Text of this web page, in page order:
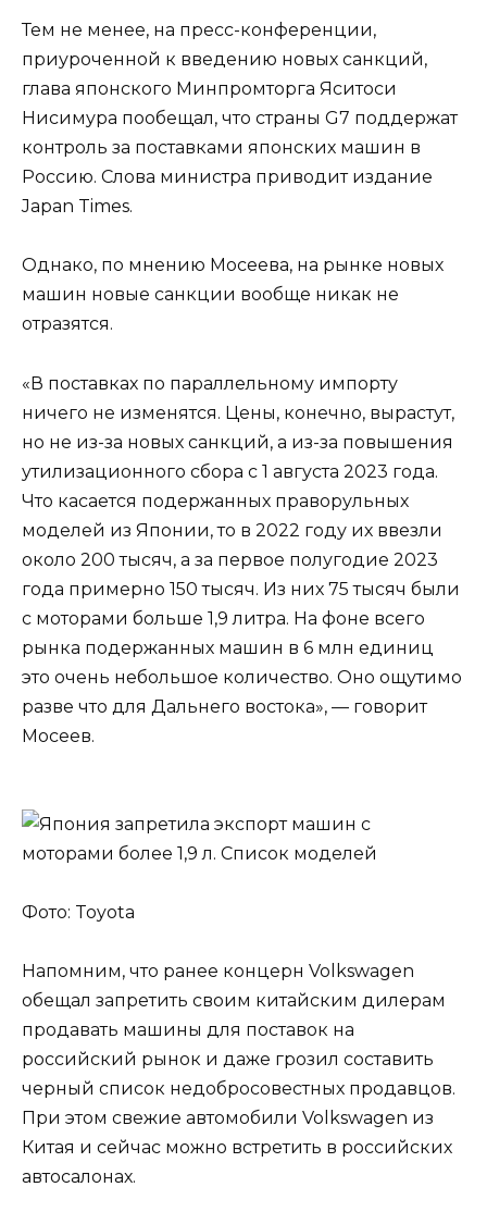
Тем не менее, на пресс-конференции,
приуроченной к введению новых санкций,
глава японского Минпромторга Яситоси
Нисимура пообещал, что страны G7 поддержат
контроль за поставками японских машин в
Россию. Слова министра приводит издание
Japan Times.
Однако, по мнению Мосеева, на рынке новых
машин новые санкции вообще никак не
отразятся.
«В поставках по параллельному импорту
ничего не изменятся. Цены, конечно, вырастут,
но не из-за новых санкций, а из-за повышения
утилизационного сбора с 1 августа 2023 года.
Что касается подержанных праворульных
моделей из Японии, то в 2022 году их ввезли
около 200 тысяч, а за первое полугодие 2023
года примерно 150 тысяч. Из них 75 тысяч были
с моторами больше 1,9 литра. На фоне всего
рынка подержанных машин в 6 млн единиц
это очень небольшое количество. Оно ощутимо
разве что для Дальнего востока», — говорит
Мосеев.
Фото: Toyota
Напомним, что ранее концерн Volkswagen
обещал запретить своим китайским дилерам
продавать машины для поставок на
российский рынок и даже грозил составить
черный список недобросовестных продавцов.
При этом свежие автомобили Volkswagen из
Китая и сейчас можно встретить в российских
автосалонах.